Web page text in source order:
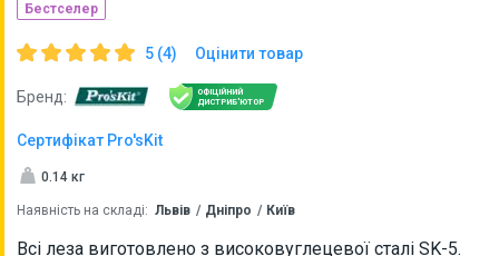
Бестселер
5 (4) Оцінити товар
Бренд:
ОФІЦІЙНИЙ
ДИСТРИБ'ЮТОР
Сертифікат Pro'sKit
0.14 кг
Наявність на складі: Львів Дніпро Київ
Всі леза виготовлено з високовуглецевої сталі SK-5.